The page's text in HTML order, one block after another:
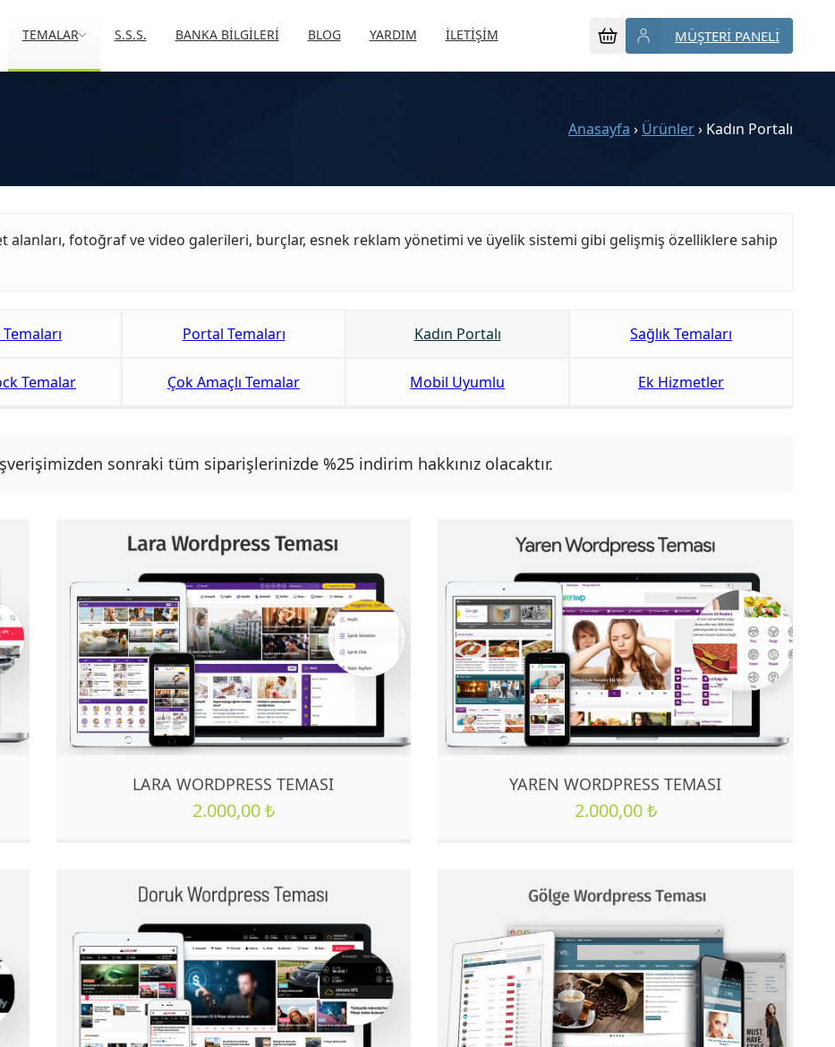
TEMALAR S.S.S. BANKA BİLGİLERİ BLOG YARDIM İLETİŞİM MÜŞTERİ PANELİ
Anasayfa › Ürünler› Kadın Portalı
alanları, fotoğraf ve video galerileri, burçlar, esnek reklam yönetimi ve üyelik sistemi gibi gelişmiş özelliklere sahip
Portal Temaları Kadın Portalı Sağlık Temaları
Temalar Çok Amaçlı Temalar Mobil Uyumlu Ek Hizmetler
sonraki tüm siparişlerinizde %25 indirim hakkınız olacaktır.
LARA WORDPRESS TEMASI
2.000,00₺
YAREN WORDPRESS TEMASI
2.000,00₺